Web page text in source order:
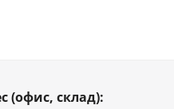
(офис, склад):